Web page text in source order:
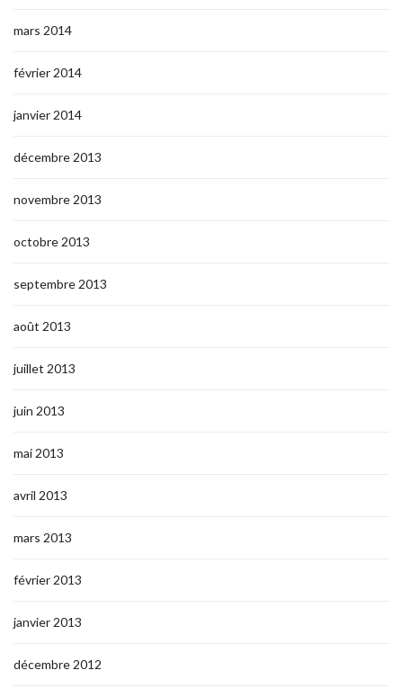
mars 2014
février 2014
janvier 2014
décembre 2013
novembre 2013
octobre 2013
septembre 2013
août 2013
juillet 2013
juin 2013
mai 2013
avril 2013
mars 2013
février 2013
janvier 2013
décembre 2012